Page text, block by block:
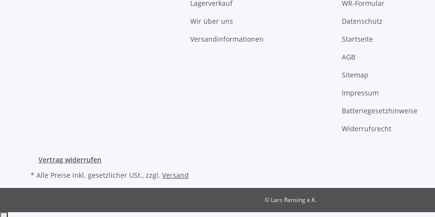
Lagerverkauf
Wir über uns
Versandinformationen
WR-Formular
Datenschutz
Startseite
AGB
Sitemap
Impressum
Batteriegesetzhinweise
Widerrufsrecht
Vertrag widerrufen
* Alle Preise inkl. gesetzlicher USt., zzgl. Versand
© Lars Rensing e.K.